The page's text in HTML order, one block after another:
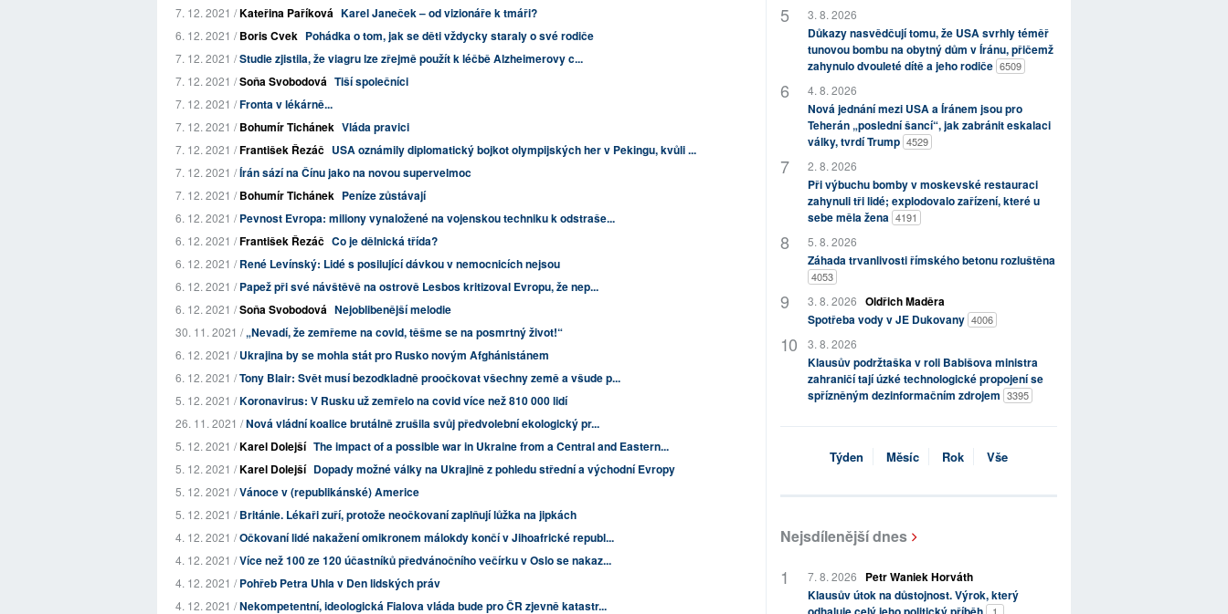
7. 12. 2021 /Kateřina Paříková Karel Janeček – od vizionáře k tmáři?
6. 12. 2021 /Boris Cvek Pohádka o tom, jak se děti vždycky staraly o své rodiče
7. 12. 2021 /Studie zjistila, že viagru lze zřejmě použít k léčbě Alzheimerovy c...
7. 12. 2021 /Soňa Svobodová Tiší společníci
7. 12. 2021 /Fronta v lékárně...
7. 12. 2021 /Bohumír Tichánek Vláda pravici
7. 12. 2021 /František Řezáč USA oznámily diplomatický bojkot olympijských her v Pekingu, kvůli ...
7. 12. 2021 /Írán sází na Čínu jako na novou supervelmoc
7. 12. 2021 /Bohumír Tichánek Peníze zůstávají
6. 12. 2021 /Pevnost Evropa: miliony vynaložené na vojenskou techniku k odstraše...
6. 12. 2021 /František Řezáč Co je dělnická třída?
6. 12. 2021 /René Levínský: Lidé s posilující dávkou v nemocnicích nejsou
6. 12. 2021 /Papež při své návštěvě na ostrově Lesbos kritizoval Evropu, že nep...
6. 12. 2021 /Soňa Svobodová Nejoblibenější melodie
30. 11. 2021 /„Nevadí, že zemřeme na covid, těšme se na posmrtný život!“
6. 12. 2021 /Ukrajina by se mohla stát pro Rusko novým Afghánistánem
6. 12. 2021 /Tony Blair: Svět musí bezodkladně proočkovat všechny země a všude p...
5. 12. 2021 /Koronavirus: V Rusku už zemřelo na covid více než 810 000 lidí
26. 11. 2021 /Nová vládní koalice brutálně zrušila svůj předvolební ekologický pr...
5. 12. 2021 /Karel Dolejší The impact of a possible war in Ukraine from a Central and Eastern...
5. 12. 2021 /Karel Dolejší Dopady možné války na Ukrajině z pohledu střední a východní Evropy
5. 12. 2021 /Vánoce v (republikánské) Americe
5. 12. 2021 /Británie. Lékaři zuří, protože neočkovaní zaplňují lůžka na jipkách
4. 12. 2021 /Očkovaní lidé nakažení omikronem málokdy končí v Jihoafrické republ...
4. 12. 2021 /Více než 100 ze 120 účastníků předvánočního večírku v Oslo se nakaz...
4. 12. 2021 /Pohřeb Petra Uhla v Den lidských práv
4. 12. 2021 /Nekompetentní, ideologická Fialova vláda bude pro ČR zjevně katastr...
3. 8. 2026
Důkazy nasvědčují tomu, že USA svrhly téměř
tunovou bombu na obytný dům v Íránu, přičemž
zahynulo dvouleté dítě a jeho rodiče 6509
4. 8. 2026
Nová jednání mezi USA a Íránem jsou pro
Teherán „poslední šancí“, jak zabránit eskalaci
války, tvrdí Trump 4529
2. 8. 2026
Při výbuchu bomby v moskevské restauraci
zahynuli tři lidé; explodovalo zařízení, které u
sebe měla žena 4191
5. 8. 2026
Záhada trvanlivosti římského betonu rozluštěna
4053
3. 8. 2026 Oldřich Maděra
Spotřeba vody v JE Dukovany 4006
3. 8. 2026
Klausův podržtaška v roli Babišova ministra
zahraničí tají úzké technologické propojení se
spřízněným dezinformačním zdrojem 3395
Týden Měsíc Rok Vše
Nejsdílenější dnes
7. 8. 2026
Petr Waniek Horváth
Klausův útok na důstojnost. Výrok, který